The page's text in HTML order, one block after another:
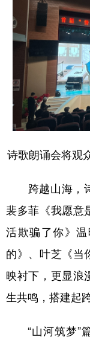
诗歌朗诵会将观
跨越山海，诗
裴多菲《我愿意
活欺骗了你》
的》、叶芝《当
映衬下，更显浪
生共鸣，搭建起
“山河筑梦”